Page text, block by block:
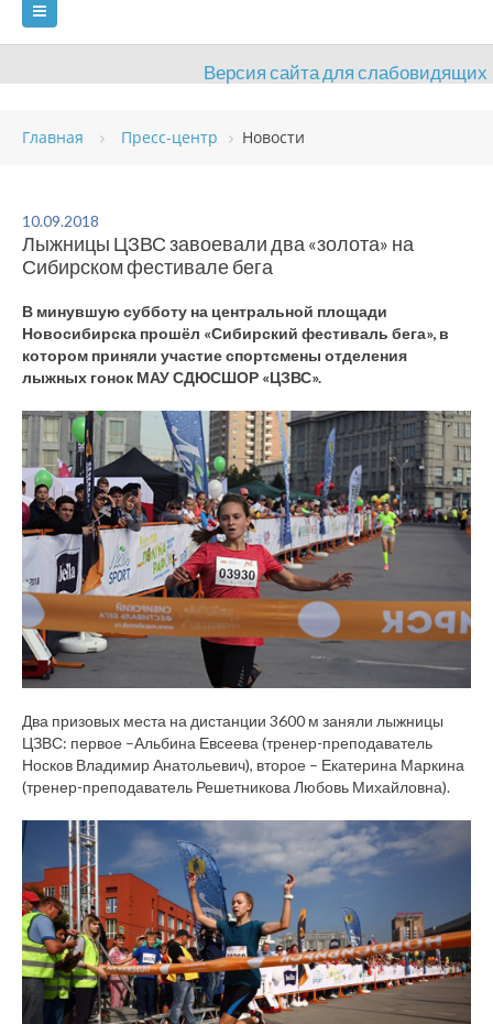
Версия сайта для слабовидящих
ГЛАВНАЯ
ВИДЫ СПОРТА
ОБЪЕКТЫ ДОКУМЕНТЫ
ОЦЕНКА КАЧЕСТВА ОБРАЗОВАНИЯ ВАКАНСИИ
ПЛАТНЫЕ УСЛУГИ КОНТАКТЫ
Главная Пресс-центр Новости
10.09.2018
Лыжницы ЦЗВС завоевали два «золота» на
Сибирском фестивале бега
В минувшую субботу на центральной площади
Новосибирска прошёл «Сибирский фестиваль бега», в
котором приняли участие спортсмены отделения
лыжных гонок МАУ СДЮСШОР «ЦЗВС».
Два призовых места на дистанции 3600 м заняли лыжницы
ЦЗВС: первое –Альбина Евсеева (тренер-преподаватель
Носков Владимир Анатольевич), второе – Екатерина Маркина
(тренер-преподаватель Решетникова Любовь Михайловна).